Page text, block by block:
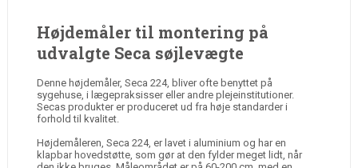
Højdemåler til montering på
udvalgte Seca søjlevægte
Denne højdemåler, Seca 224, bliver ofte benyttet på
sygehuse, i lægepraksisser eller andre plejeinstitutioner.
Secas produkter er produceret ud fra høje standarder i
forhold til kvalitet.
Højdemåleren, Seca 224, er lavet i aluminium og har en
klapbar hovedstøtte, som gør at den fylder meget lidt, når